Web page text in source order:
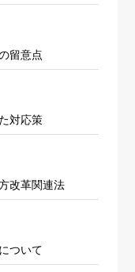
留意点
対応策
改革関連法
ついて